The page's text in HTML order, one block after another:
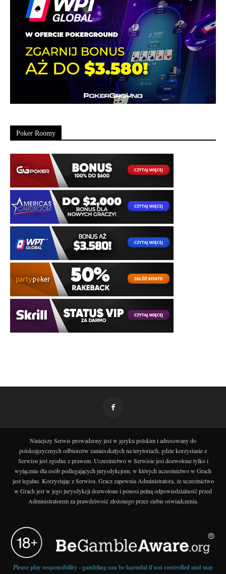
Poker Roomy
Niniejszy Serwis prowadzony jest w języku polskim i adresowany do
polskojęzycznych odbiorców zamieszkałych na terytoriach, gdzie korzystanie z
Serwisu jest zgodne z prawem. Uczestnictwo w Serwisie jest dozwolone tylko i
wyłącznie dla osób podlegających jurysdykcjom, w których uczestnictwo w Grach
jest legalne. Korzystając z Serwisu, Gracz zapewnia Administratora, że uczestnictwo
w Grach jest w jego jurysdykcji dozwolone i ponosi pełną odpowiedzialność przed
Administratorem za prawdziwość złożonego przez siebie oświadczenia.
Please play responsibility - gambling can be harmful if not controlled and may